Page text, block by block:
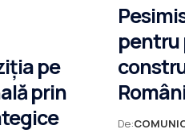
pe
prin
pentru
De: